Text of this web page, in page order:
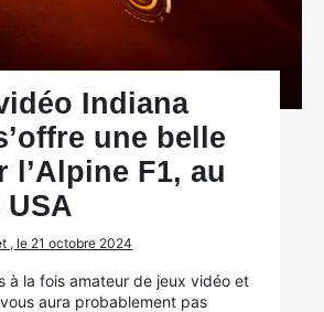
Indiana
une belle
l’Alpine F1, au
USA
, le 21 octobre 2024
à la fois amateur de jeux vidéo et
aura probablement pas